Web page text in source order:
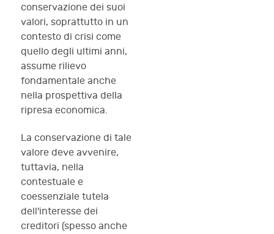
conservazione dei suoi
valori, soprattutto in un
contesto di crisi come
quello degli ultimi anni,
assume rilievo
fondamentale anche
nella prospettiva della
ripresa economica.
La conservazione di tale
valore deve avvenire,
tuttavia, nella
contestuale e
coessenziale tutela
dell'interesse dei
creditori (spesso anche